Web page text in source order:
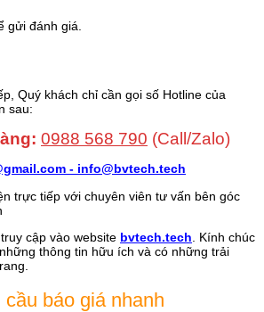
gửi đánh giá.
Quý khách chỉ cần gọi số Hotline của
sau:
0988 568 790 (Call/Zalo)
- info@bvtech.tech
trực tiếp với chuyên viên tư vấn bên góc
cập vào website bvtech.tech . Kính chúc
thông tin hữu ích và có những trải
cầu báo giá nhanh